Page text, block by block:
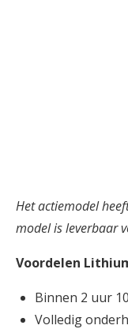
Het actiemodel
model is leverbaar
Voordelen
Binnen 2 uur
Volledig